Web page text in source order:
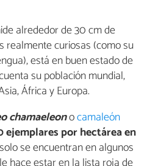
alrededor de 30 cm de
realmente curiosas (como su
está en buen estado de
su población mundial,
África y Europa.
chamaeleonocamaleón
ejemplares por hectárea en
se encuentran en algunos